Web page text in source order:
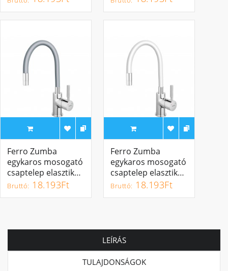
Ferro Zumba
egykaros mosogató
csaptelep elasztikus
ezüst kifolyócsővel
18.193Ft
Ferro Zumba
egykaros mosogató
csaptelep elasztikus
fehér kifolyócsővel
18.193Ft
LEÍRÁS
TULAJDONSÁGOK